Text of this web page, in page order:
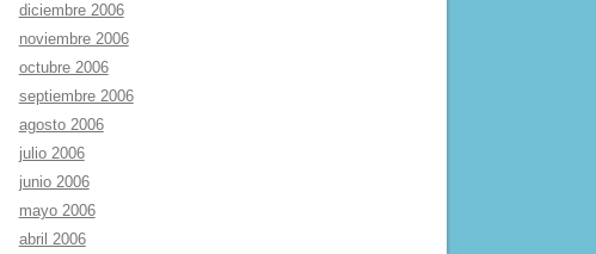
diciembre 2006
noviembre 2006
octubre 2006
septiembre 2006
agosto 2006
julio 2006
junio 2006
mayo 2006
abril 2006